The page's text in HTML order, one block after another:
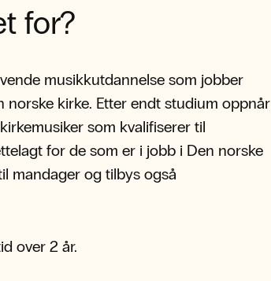
for?
musikkutdannelse som jobber
norske kirke. Etter endt studium oppnår
som kvalifiserer til
for de som er i jobb i Den norske
mandager og tilbys også
over 2 år.